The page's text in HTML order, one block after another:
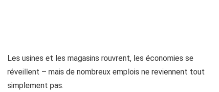
Les usines et les magasins rouvrent, les économies se
réveillent – mais de nombreux emplois ne reviennent tout
simplement pas.